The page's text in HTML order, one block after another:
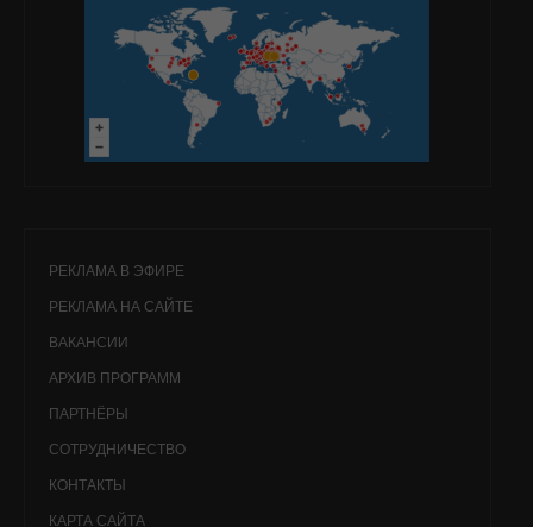
РЕКЛАМА В ЭФИРЕ
РЕКЛАМА НА САЙТЕ
ВАКАНСИИ
АРХИВ ПРОГРАММ
ПАРТНЁРЫ
СОТРУДНИЧЕСТВО
КОНТАКТЫ
КАРТА САЙТА